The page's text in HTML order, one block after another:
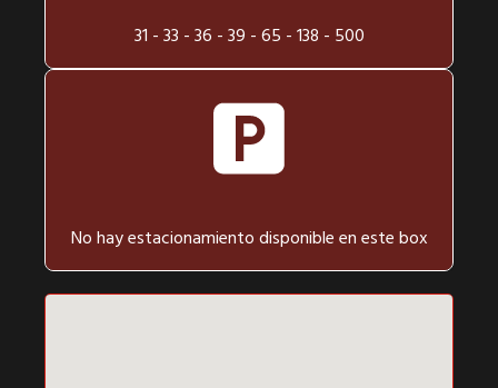
31 - 33 - 36 - 39 - 65 - 138 - 500
No hay estacionamiento disponible en este box